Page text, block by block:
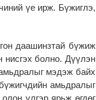
үе ирж. Бүжиглэ,
даашинзтай бүжиж
нисгэх болно. Дүүлэн
мэдэж байх
амьдралыг
үлгэр ярьж өгдөг